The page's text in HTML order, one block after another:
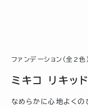
ファンデーション（全2色）
ミキコ リキッ
なめらかに心地よくの